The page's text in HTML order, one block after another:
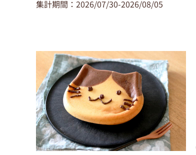
集計期間：2026/07/30-2026/08/05